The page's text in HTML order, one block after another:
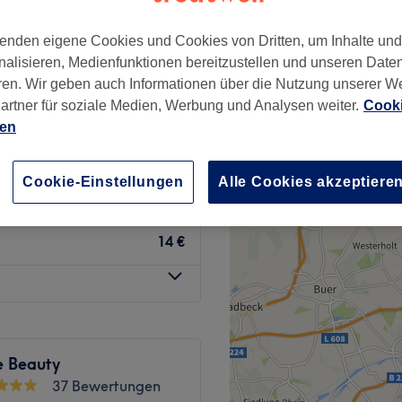
14 €
14 €
Beauty
37 Bewertungen
eigene Cookies und Cookies von Dritten, um Inhalte
Medienfunktionen bereitzustellen und unseren
Wir geben auch Informationen über die Nutzung unserer
für soziale Medien, Werbung und Analysen weiter.
Cookie-Einstellungen Alle Cookies akzeptieren